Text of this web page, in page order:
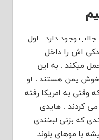
جالب وجود دارد . اول
اش را داخل
میکند . به این
خوش یمن هستند . او
به امریکا رفته
می کردند . هایدی
که بزنی لبخندی
با موهای بلوند